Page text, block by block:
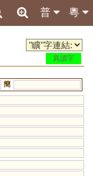
粵
普
異讀字
簡